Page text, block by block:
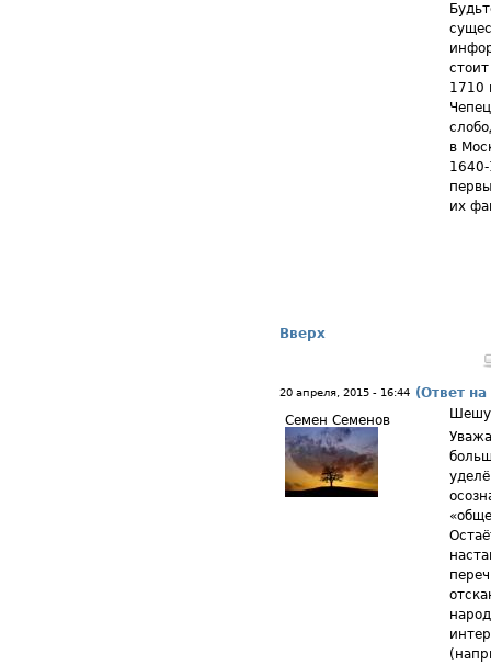
1710
в
их
Вверх
20 апреля, 2015 - 16:44 (Ответ
Семен Семенов